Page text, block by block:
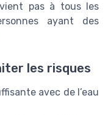
pas à tous les
ayant des
les risques
avec de l’eau